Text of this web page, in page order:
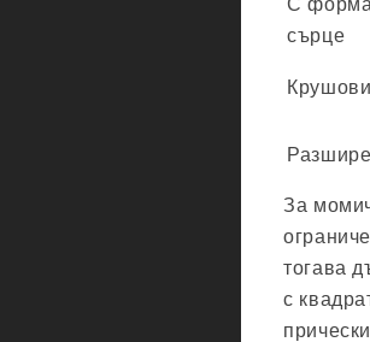
сърце
За
тогава
с